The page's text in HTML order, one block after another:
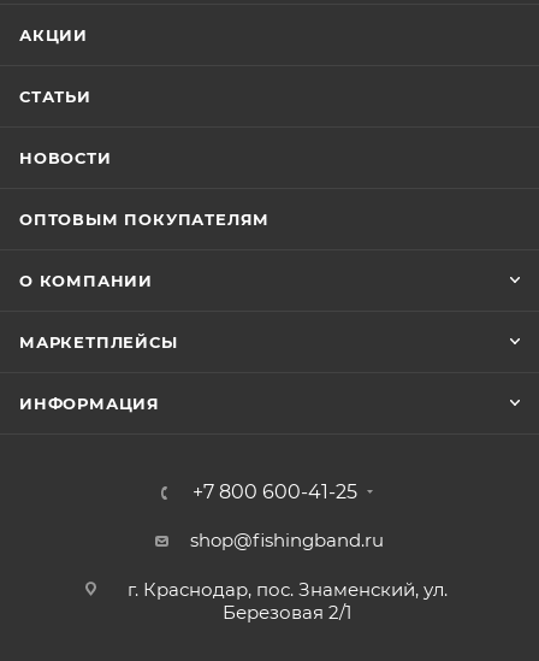
АКЦИИ
СТАТЬИ
НОВОСТИ
ОПТОВЫМ ПОКУПАТЕЛЯМ
О КОМПАНИИ
МАРКЕТПЛЕЙСЫ
ИНФОРМАЦИЯ
+7 800 600-41-25
shop@fishingband.ru
г. Краснодар, пос. Знаменский, ул.
Березовая 2/1